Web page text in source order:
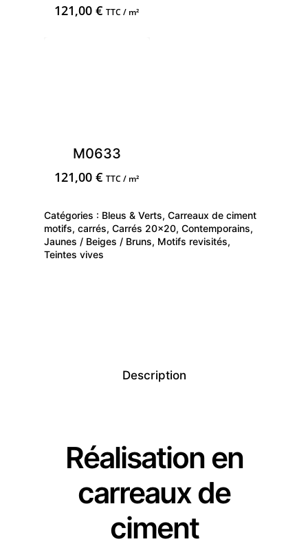
121,00€ TTC / m²
M0633
121,00€ TTC / m²
Catégories : Bleus & Verts, Carreaux de ciment
motifs, carrés, Carrés 20x20, Contemporains,
Jaunes / Beiges / Bruns, Motifs revisités,
Teintes vives
Description
Réalisation en
carreaux de
ciment